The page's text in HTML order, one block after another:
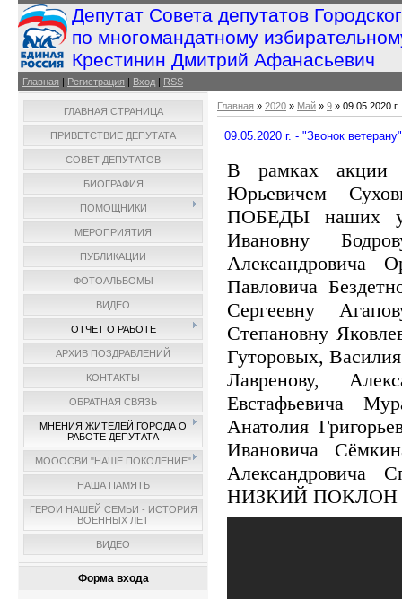
Депутат Совета депутатов
по многомандатному
Крестинин Дмитрий Афанасьевич
Главная | Регистрация | Вход | RSS
ГЛАВНАЯ СТРАНИЦА
ПРИВЕТСТВИЕ ДЕПУТАТА
СОВЕТ ДЕПУТАТОВ
БИОГРАФИЯ
ПОМОЩНИКИ
МЕРОПРИЯТИЯ
ПУБЛИКАЦИИ
ФОТОАЛЬБОМЫ
ВИДЕО
ОТЧЕТ О РАБОТЕ
АРХИВ ПОЗДРАВЛЕНИЙ
КОНТАКТЫ
ОБРАТНАЯ СВЯЗЬ
МНЕНИЯ ЖИТЕЛЕЙ ГОРОДА О
РАБОТЕ ДЕПУТАТА
МОООСВИ "НАШЕ ПОКОЛЕНИЕ"
НАША ПАМЯТЬ
ГЕРОИ НАШЕЙ СЕМЬИ - ИСТОРИЯ
ВОЕННЫХ ЛЕТ
ВИДЕО
Форма входа
Главная » 2020 » Май » 9 » 09.05.2020
09.05.2020 г. - "Звонок ветерану"
В рамках акции
Юрьевичем
ПОБЕДЫ наших
Ивановну
Александровича
Павловича
Сергеевну
Степановну
Гуторовых,
Лавренову,
Евстафьевича
Анатолия
Ивановича
Александровича
НИЗКИЙ